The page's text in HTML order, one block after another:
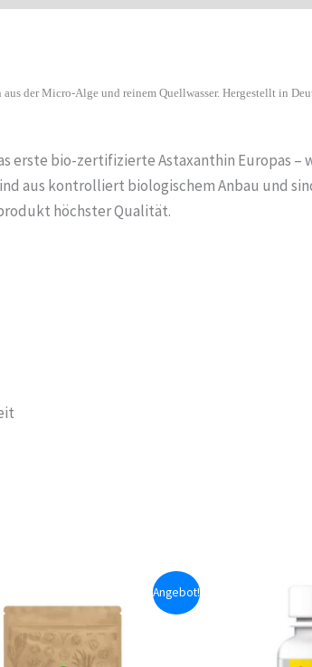
der Micro-Alge und reinem Quellwasser. Hergestellt in
erste bio-zertifizierte Astaxanthin
aus kontrolliert biologischem Anbau und
höchster Qualität.
Angebot!